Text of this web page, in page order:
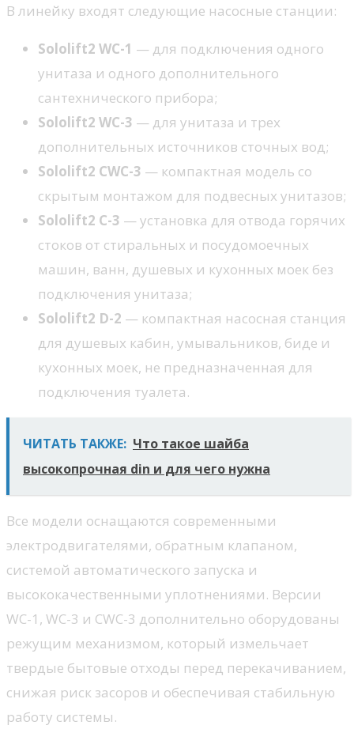
В линейку входят следующие насосные станции:
Sololift2 WC-1 — для подключения одного
унитаза и одного дополнительного
сантехнического прибора;
Sololift2 WC-3 — для унитаза и трех
дополнительных источников сточных вод;
Sololift2 CWC-3 — компактная модель со
скрытым монтажом для подвесных унитазов;
Sololift2 C-3 — установка для отвода горячих
стоков от стиральных и посудомоечных
машин, ванн, душевых и кухонных моек без
подключения унитаза;
Sololift2 D-2 — компактная насосная станция
для душевых кабин, умывальников, биде и
кухонных моек, не предназначенная для
подключения туалета.
ЧИТАТЬ ТАКЖЕ: Что такое шайба
высокопрочная din и для чего нужна
Все модели оснащаются современными
электродвигателями, обратным клапаном,
системой автоматического запуска и
высококачественными уплотнениями. Версии
WC-1, WC-3 и CWC-3 дополнительно оборудованы
режущим механизмом, который измельчает
твердые бытовые отходы перед перекачиванием,
снижая риск засоров и обеспечивая стабильную
работу системы.